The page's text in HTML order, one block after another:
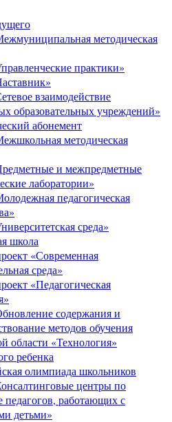
методическая
практики»
взаимодействие
образовательных учреждений»
абонемент
методическая
и межпредметные
лаборатории»
педагогическая
среда»
школа
«Современная
среда»
«Педагогическая
содержания и
методов обучения
области «Технология»
ребенка
олимпиада школьников
центры по
педагогов, работающих с
детьми»